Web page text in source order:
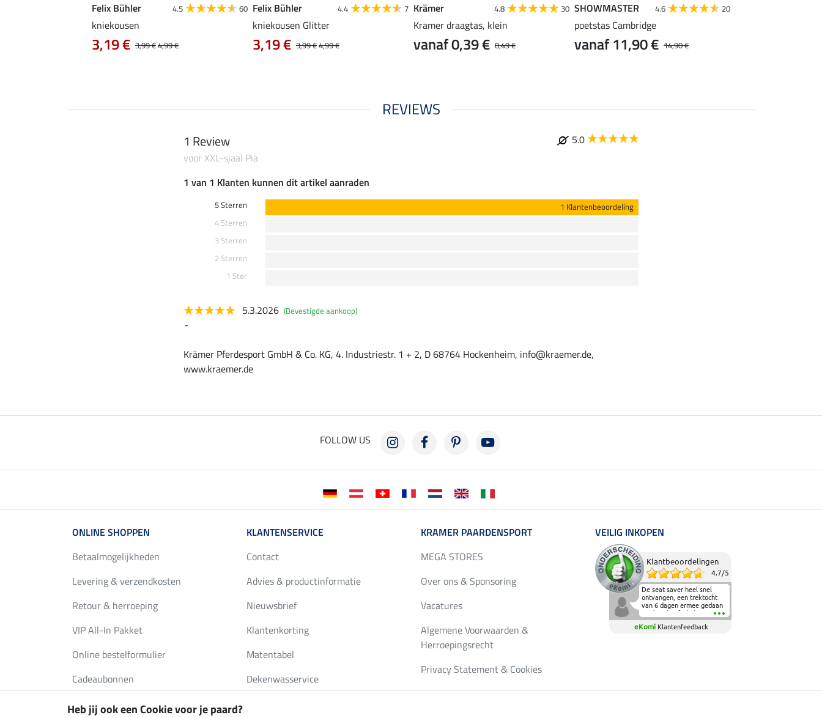
Felix Bühler 4.5 60
kniekousen
3,99 €4,99 €
3,19 €
Felix Bühler 4.4 7
kniekousen Glitter
3,99 €4,99 €
3,19 €
Krämer 4.8 30
Kramer draagtas, klein
0,49 €
vanaf 0,39 €
SHOWMASTER 4.6 20
poetstas Cambridge
14,90 €
vanaf 11,90 €
REVIEWS
1 Review
5.0
voor XXL-sjaal Pia
1 van 1 Klanten kunnen dit artikel aanraden
5 Sterren
1 Klantenbeoordeling
4 Sterren
3 Sterren
2 Sterren
1 Ster
5.3.2026 (Bevestigde aankoop)
-
Krämer Pferdesport GmbH & Co. KG, 4. Industriestr. 1 + 2, D 68764 Hockenheim, info@kraemer.de,
www.kraemer.de
FOLLOW US
ONLINE SHOPPEN
Betaalmogelijkheden
Levering & verzendkosten
Retour & herroeping
VIP All-In Pakket
Online bestelformulier
Cadeaubonnen
FAQ
KLANTENSERVICE
Contact
Advies & productinformatie
Nieuwsbrief
Klantenkorting
Matentabel
Dekenwasservice
KRAMER PAARDENSPORT
MEGA STORES
Over ons & Sponsoring
Vacatures
Algemene Voorwaarden &
Herroepingsrecht
Privacy Statement & Cookies
Impressum
VEILIG INKOPEN
Klantbeoordelingen
4.7/5
De seat saver heel snel
ontvangen, een trektocht
van 6 dagen ermee gedaan
en deze heeft de beproeving
fantastisch doorstaan.
Heerlijk zacht om op te
eKomi Klantenfeedback
Heb jij ook een Cookie voor je paard?